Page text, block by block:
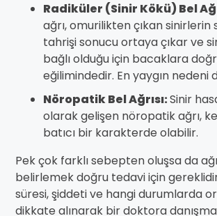
Radiküler (Sinir Kökü) Bel
ağrı, omurilikten çıkan sinirlerin
tahrişi sonucu ortaya çıkar ve
bağlı olduğu için bacaklara
eğilimindedir. En yaygın nedeni
Nöropatik Bel Ağrısı:Sinir
olarak gelişen nöropatik ağrı,
batıcı bir karakterde olabilir.
Pek çok farklı sebepten oluşsa da
belirlemek doğru tedavi için
süresi, şiddeti ve hangi durumlarda
dikkate alınarak bir doktora